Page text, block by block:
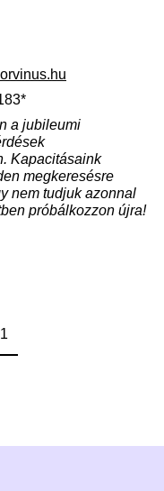
a jubileumi
Kapacitásaink
megkeresésre
nem tudjuk azonnal
próbálkozzon újra!